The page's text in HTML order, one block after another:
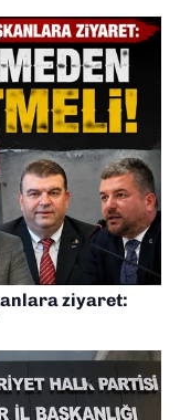
ziyaret: